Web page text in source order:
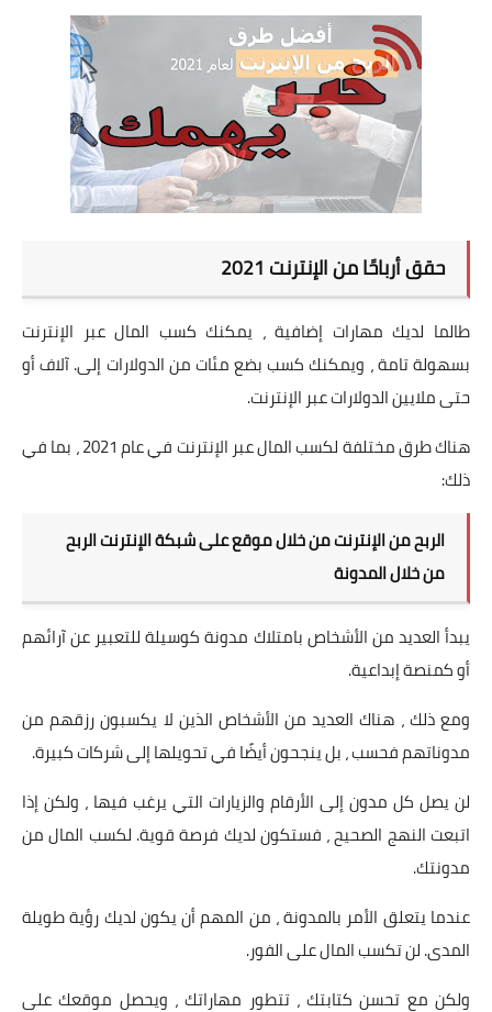
حقق أرباحًا من الإنترنت 2021
طالما لديك مهارات إضافية ، يمكنك كسب المال عبر الإنترنت
بسهولة تامة ، ويمكنك كسب بضع مئات من الدولارات إلى. آلاف أو
حتى ملايين الدولارات عبر الإنترنت.
هناك طرق مختلفة لكسب المال عبر الإنترنت في عام 2021 ، بما في
ذلك:
الربح من الإنترنت من خلال موقع على شبكة الإنترنت الربح
من خلال المدونة
يبدأ العديد من الأشخاص بامتلاك مدونة كوسيلة للتعبير عن آرائهم
أو كمنصة إبداعية.
ومع ذلك ، هناك العديد من الأشخاص الذين لا يكسبون رزقهم من
مدوناتهم فحسب ، بل ينجحون أيضًا في تحويلها إلى شركات كبيرة.
لن يصل كل مدون إلى الأرقام والزيارات التي يرغب فيها ، ولكن إذا
اتبعت النهج الصحيح ، فستكون لديك فرصة قوية. لكسب المال من
مدونتك.
عندما يتعلق الأمر بالمدونة ، من المهم أن يكون لديك رؤية طويلة
المدى. لن تكسب المال على الفور.
ولكن مع تحسن كتابتك ، تتطور مهاراتك ، ويحصل موقعك على